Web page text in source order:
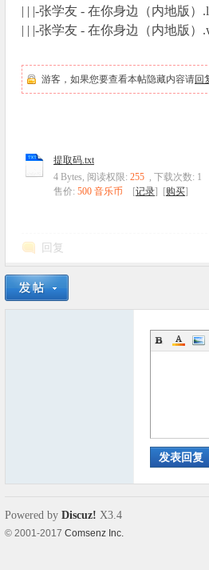
| | |-张学友 - 在你身边（内地版）
| | |-张学友 - 在你身边（内地版）
游客，如果您要查看本帖隐藏内容请回
提取码.txt
4 Bytes, 阅读权限: 255 , 下载次数: 1
售价: 500 音乐币 [记录] [购买]
回复
发表回复
Powered by Discuz! X3.4
© 2001-2017 Comsenz Inc.